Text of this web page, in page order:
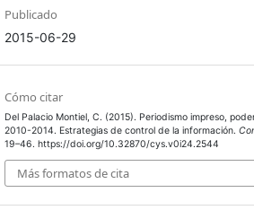
Publicado
2015-06-29
Cómo citar
Del Palacio Montiel, C. (2015). Periodismo impreso,
2010-2014. Estrategias de control de la información.
19–46. https://doi.org/10.32870/cys.v0i24.2544
Más formatos de cita